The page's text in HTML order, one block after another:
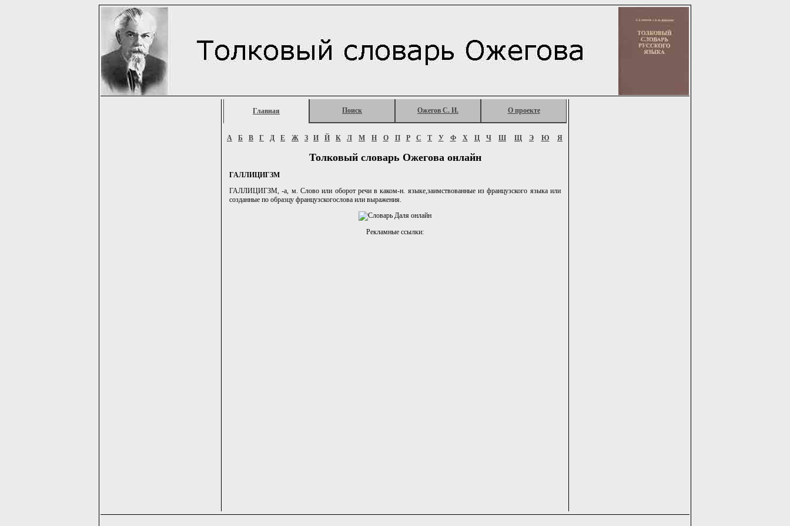
Главная Поиск Ожегов С. И. О проекте
А Б В Г Д Е Ж З И Й К Л М Н О П Р С Т У Ф Х Ц Ч Ш Щ Э Ю Я
Толковый словарь Ожегова онлайн
ГАЛЛИЦИГЗМ
ГАЛЛИЦИГЗМ, -а, м. Слово или оборот речи в каком-н. языке,заимствованные из французского языка или
созданные по образцу французскогослова или выражения.
Рекламные ссылки: